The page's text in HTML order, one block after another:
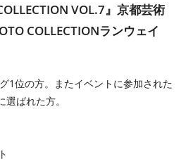
VOL.7』京都芸術
COLLECTIONランウェイ
1位の方。またイベントに参加された
ばれた方。